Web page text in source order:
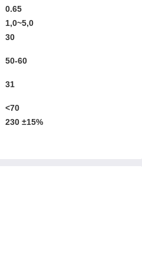
0.65
1,0~5,0
30
50-60
31
<70
230 ±15%